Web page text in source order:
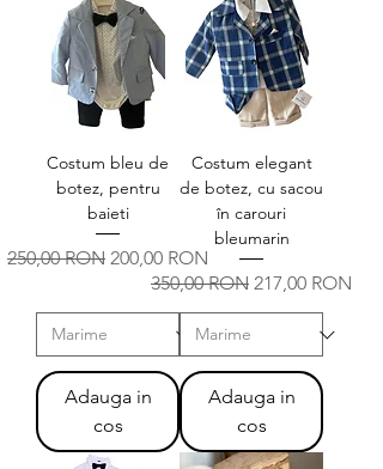
Costum bleu de
botez, pentru
baieti
Preț normal
250,00 RON Preț redus
200,00 RON
Adauga in
cos
Costum elegant
de botez, cu sacou
în carouri
bleumarin
Preț normal
350,00 RON Preț redus
217,00 RON
Adauga in
cos